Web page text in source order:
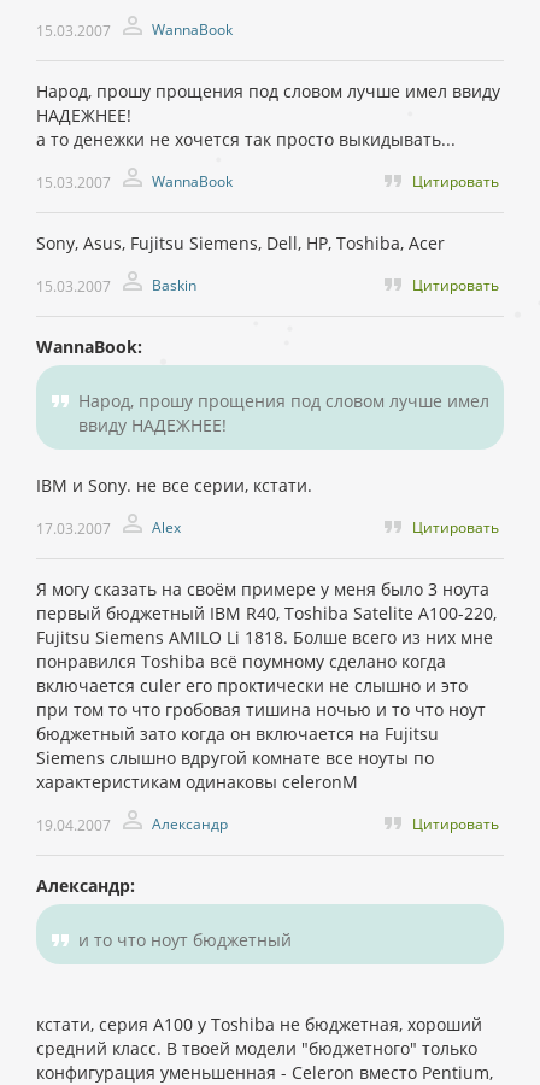
15.03.2007 WannaBook
Народ, прошу прощения под словом лучше имел ввиду
НАДЕЖНЕЕ!
а то денежки не хочется так просто выкидывать...
15.03.2007 WannaBook Цитировать
Sony, Asus, Fujitsu Siemens, Dell, HP, Toshiba, Acer
15.03.2007 Baskin Цитировать
WannaBook:
Народ, прошу прощения под словом лучше имел
ввиду НАДЕЖНЕЕ!
IBM и Sony. не все серии, кстати.
17.03.2007 Alex Цитировать
Я могу сказать на своём примере у меня было 3 ноута
первый бюджетный IBM R40, Toshiba Satelite A100-220,
Fujitsu Siemens AMILO Li 1818. Болше всего из них мне
понравился Toshiba всё поумному сделано когда
включается culer его проктически не слышно и это
при том то что гробовая тишина ночью и то что ноут
бюджетный зато когда он включается на Fujitsu
Siemens слышно вдругой комнате все ноуты по
характеристикам одинаковы celeronM
19.04.2007 Александр Цитировать
Александр:
и то что ноут бюджетный
кстати, серия A100 у Toshiba не бюджетная, хороший
средний класс. В твоей модели "бюджетного" только
конфигурация уменьшенная - Celeron вместо Pentium,